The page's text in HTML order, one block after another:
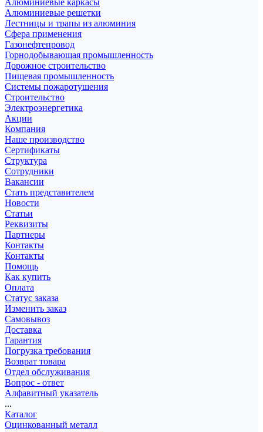
Алюминиевые каркасы
Алюминиевые решетки
Лестницы и трапы из алюминия
Сфера применения
Газонефтепровод
Горнодобывающая промышленность
Дорожное строительство
Пищевая промышленность
Системы пожаротушения
Строительство
Электроэнергетика
Акции
Компания
Наше производство
Сертификаты
Структура
Сотрудники
Вакансии
Стать представителем
Новости
Статьи
Реквизиты
Партнеры
Контакты
Контакты
Помощь
Как купить
Оплата
Статус заказа
Изменить заказ
Самовывоз
Доставка
Гарантия
Погрузка требования
Возврат товара
Отдел обслуживания
Вопрос - ответ
Алфавитный указатель
...
Каталог
Оцинкованный металл